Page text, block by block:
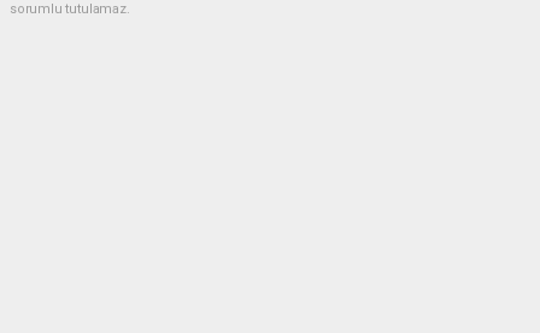
sorumlu tutulamaz.